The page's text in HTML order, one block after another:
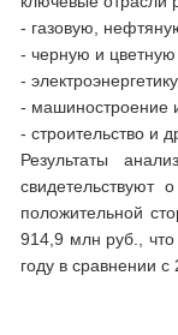
- газовую,
- черную и
-
- машиностроение
- строительство и
Результаты
положительной
914,9 млн руб.,
году в сравнении